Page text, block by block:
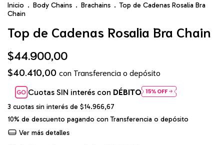
Inicio . Body Chains . Brachains . Top de Cadenas Rosalia Bra
Chain
Top de Cadenas Rosalia Bra Chain
$44.900,00
$40.410,00 con Transferencia o depósito
Cuotas SIN interés con DÉBITO
3 cuotas sin interés de $14.966,67
10% de descuento pagando con Transferencia o depósito
Ver más detalles